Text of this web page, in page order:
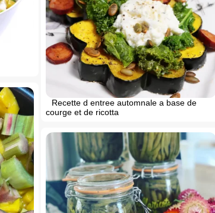
Recette d entree automnale a base de
courge et de ricotta